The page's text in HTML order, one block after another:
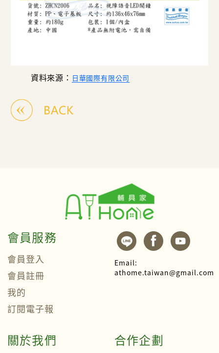
資料來源： 日華國際有限公司
會員服務
會員登入
會員註冊
我的
訂閱電子報
Email:
athome.taiwan@gmail.com
關於我們 合作企劃